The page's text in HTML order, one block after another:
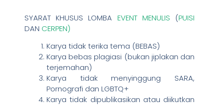
SYARAT KHUSUS LOMBA EVENT MENULIS (PUISI
DAN CERPEN)
Karya tidak terika tema (BEBAS)
Karya bebas plagiasi (bukan jiplakan dan
terjemahan)
Karya tidak menyinggung SARA,
Pornografi dan LGBTQ+
Karya tidak dipublikasikan atau diikutkan